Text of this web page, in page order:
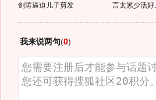
剑涛逼迫儿子剪发
言太累少活好
我来说两句(0)